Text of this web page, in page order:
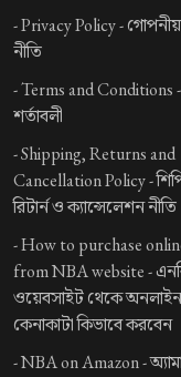
-Privacy Policy -
নীতি
-Terms and Conditions -
শর্তাবলী
-Shipping, Returns and
Cancellation Policy -
রিটার্ন ও ক্যান্সেলেশন নীতি
-How to purchase
from NBA website -
ওয়েবসাইট থেকে অনলাইন
কেনাকাটা কিভাবে করবেন
-NBA on Amazon -